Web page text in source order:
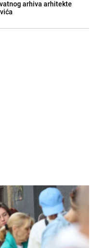
arhiva arhitekte